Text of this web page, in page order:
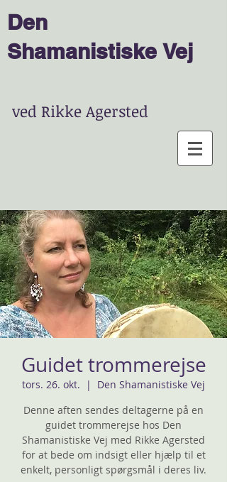
Den
Shamanistiske Vej
ved Rikke Agersted
Guidet trommerejse
tors. 26. okt.
  |
Den Shamanistiske Vej
Denne aften sendes deltagerne på en
guidet trommerejse hos Den
Shamanistiske Vej med Rikke Agersted
for at bede om indsigt eller hjælp til et
enkelt, personligt spørgsmål i deres liv.